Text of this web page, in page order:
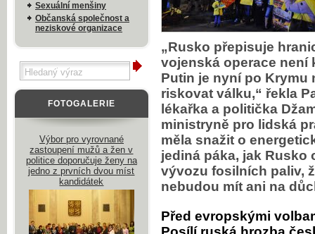
„Rusko přepisuje
vojenská operace není
Putin je nyní po Krymu
riskovat válku,“ řekla
lékařka a politička
ministryně pro lidská
měla snažit o
jediná páka, jak Rusko
vývozu fosilních paliv,
nebudou mít ani na
Před evropskými
Sexuální menšiny
Občanská společnost a
neziskové organizace
FOTOGALERIE
Výbor pro vyrovnané
zastoupení mužů a žen v
politice doporučuje ženy na
jedno z prvních dvou míst
kandidátek